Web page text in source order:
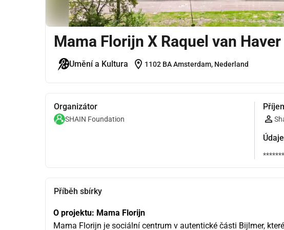
Mama Florijn X Raquel van Haver
Umění a Kultura location_on 1102 BA Amsterdam, Nederland
Organizátor
SHAIN Foundation
Příběh sbírky
O projektu: Mama Florijn
Mama Florijn je sociální centrum v autentické části Bijlmer,